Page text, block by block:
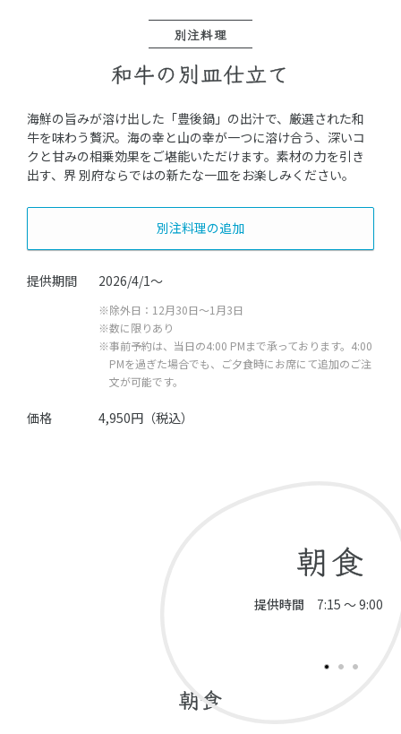
別注料理
和牛の別皿仕立て
海鮮の旨みが溶け出した「豊後鍋」の出汁で、厳選された和
牛を味わう贅沢。海の幸と山の幸が一つに溶け合う、深いコ
クと甘みの相乗効果をご堪能いただけます。素材の力を引き
出す、界 別府ならではの新たな一皿をお楽しみください。
別注料理の追加
提供期間 2026/4/1～
※除外日：12月30日～1月3日
※数に限りあり
※事前予約は、当日の4:00 PMまで承っております。4:00
PMを過ぎた場合でも、ご夕食時にお席にて追加のご注
文が可能です。
価格 4,950円（税込）
朝食
提供時間 7:15 ～ 9:00
朝食